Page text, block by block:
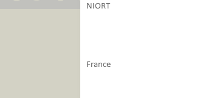
NIORT
France